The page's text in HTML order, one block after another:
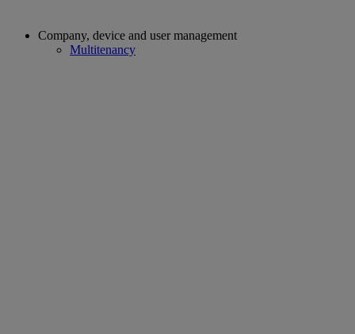
Company, device and user management
Multitenancy